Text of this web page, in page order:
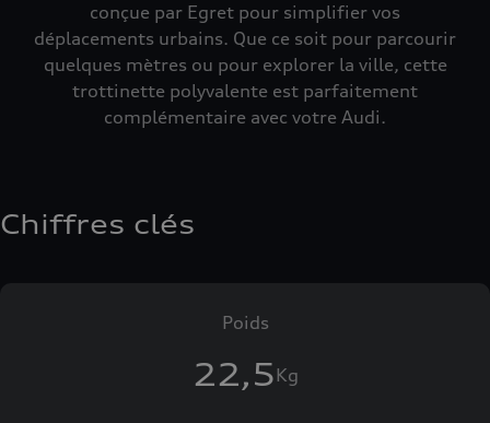
conçue par Egret pour simplifier vos
déplacements urbains. Que ce soit pour parcourir
quelques mètres ou pour explorer la ville, cette
trottinette polyvalente est parfaitement
complémentaire avec votre Audi.
Chiffres clés
Poids
22,5Kg